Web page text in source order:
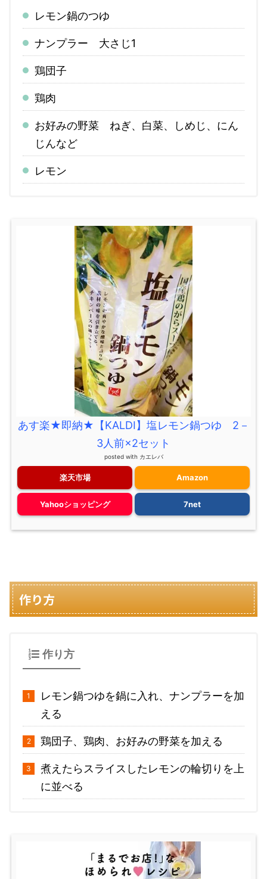
レモン鍋のつゆ
ナンプラー 大さじ1
鶏団子
鶏肉
お好みの野菜 ねぎ、白菜、しめじ、にん
じんなど
レモン
あす楽★即納★【KALDI】塩レモン鍋つゆ 2－
3人前×2セット
posted with カエレバ
楽天市場 Amazon
Yahooショッピング 7net
作り方
作り方
レモン鍋つゆを鍋に入れ、ナンプラーを加
える
鶏団子、鶏肉、お好みの野菜を加える
煮えたらスライスしたレモンの輪切りを上
に並べる